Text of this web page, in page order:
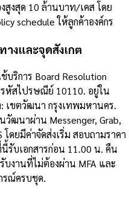
งสุด 10 ล้านบาท/เคส โดย
schedule ให้ลูกค้าองค์กร
งและจุดสังเกต
ริการ Board Resolution
หัสไปรษณีย์ 10110. อยู่ใน
เขตวัฒนา กรุงเทพมหานคร.
วัฒนาผ่าน Messenger, Grab,
ดยมีค่าจัดส่งเริ่ม สอบถามราคา
รับเอกสารก่อน 11.00 น. คืน
บงานที่ไม่ต้องผ่าน MFA และ
รณ์ครบชุด.